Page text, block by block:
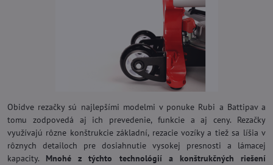
Obidve rezačky sú najlepšími modelmi v ponuke Rubi a Battipav a
tomu zodpovedá aj ich prevedenie, funkcie a aj ceny. Rezačky
využívajú rôzne konštrukcie základní, rezacie vozíky a tiež sa líšia v
rôznych detailoch pre dosiahnutie vysokej presnosti a lámacej
kapacity. Mnohé z týchto technológií a konštrukčných riešení